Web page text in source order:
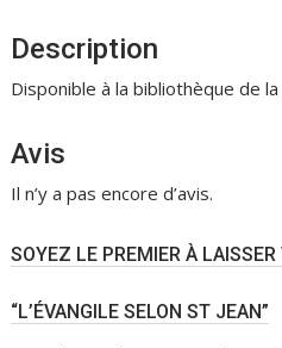
e
b
o
k
itt
er
ai
l s
p
g
Description
Disponible à la bibliothèque de
Avis
Il n’y a pas encore d’avis.
SOYEZ LE PREMIER À LAISSER
“L’ÉVANGILE SELON ST JEAN”